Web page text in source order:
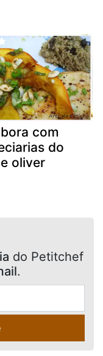
com
do
oliver
do Petitchef
.